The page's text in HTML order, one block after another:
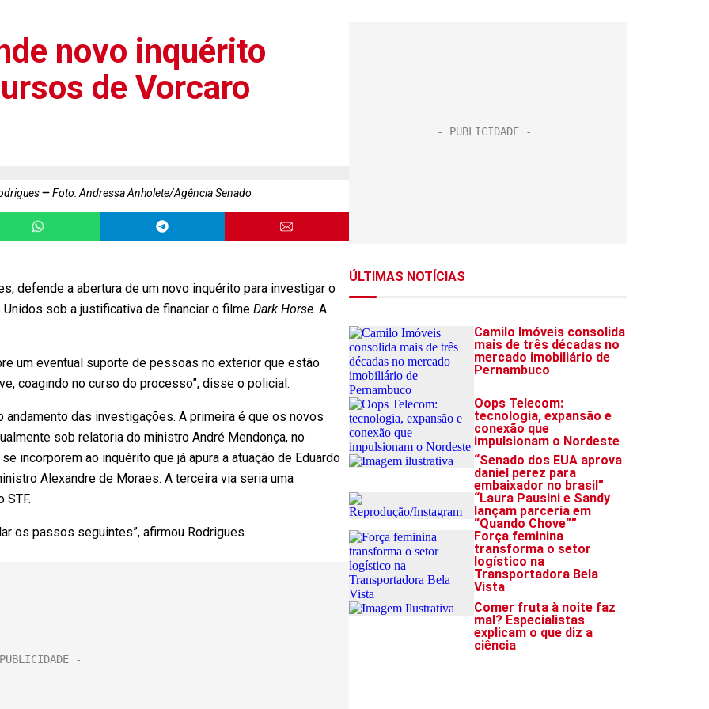
novo inquérito
de Vorcaro
Foto: Andressa Anholete/Agência Senado
defende a abertura de um novo inquérito para investigar o
sob a justificativa de financiar o filme Dark Horse. A
um eventual suporte de pessoas no exterior que estão
coagindo no curso do processo”, disse o policial.
das investigações. A primeira é que os novos
sob relatoria do ministro André Mendonça, no
incorporem ao inquérito que já apura a atuação de Eduardo
Alexandre de Moraes. A terceira via seria uma
STF.
os passos seguintes”, afirmou Rodrigues.